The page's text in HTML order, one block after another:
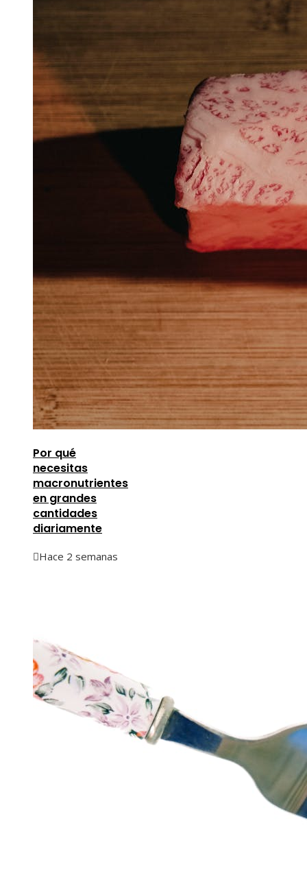
Por qué
necesitas
macronutrientes
en grandes
cantidades
diariamente
Hace 2 semanas